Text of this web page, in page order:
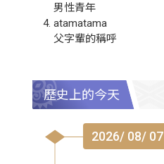
男性青年
atamatama
父字輩的稱呼
歷史上的今天
2026/ 08/ 07